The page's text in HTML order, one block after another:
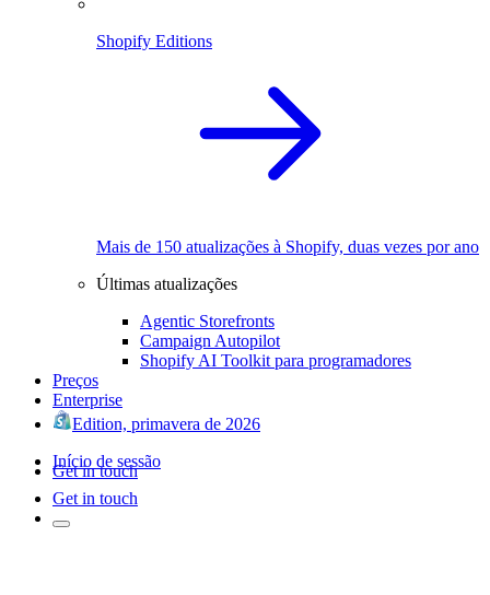
Shopify Editions
Mais de 150 atualizações à Shopify, duas vezes por ano
Últimas atualizações
Agentic Storefronts
Campaign Autopilot
Shopify AI Toolkit para programadores
Preços
Enterprise
Edition, primavera de 2026
Início de sessão
Get in touch
Get in touch